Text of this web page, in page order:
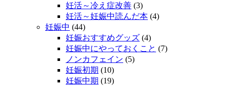
妊活～冷え症改善 (3)
妊活～妊娠中読んだ本 (4)
妊娠中 (44)
妊娠おすすめグッズ (4)
妊娠中にやっておくこと (7)
ノンカフェイン (5)
妊娠初期 (10)
妊娠中期 (19)